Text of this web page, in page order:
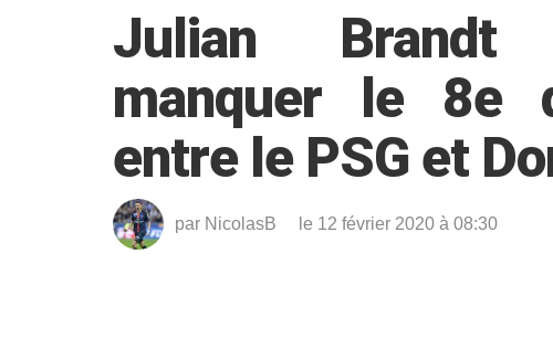
Julian
manquer le 8e
entre le PSG et
par NicolasB le 12 février 2020 à 08:30